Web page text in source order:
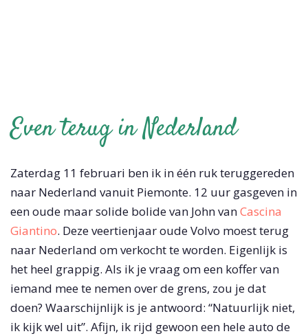
Even terug in Nederland
Zaterdag 11 februari ben ik in één ruk teruggereden
naar Nederland vanuit Piemonte. 12 uur gasgeven in
een oude maar solide bolide van John vanCascina
Giantino. Deze veertienjaar oude Volvo moest terug
naar Nederland om verkocht te worden. Eigenlijk is
het heel grappig. Als ik je vraag om een koffer van
iemand mee te nemen over de grens, zou je dat
doen? Waarschijnlijk is je antwoord: “Natuurlijk niet,
ik kijk wel uit”. Afijn, ik rijd gewoon een hele auto de